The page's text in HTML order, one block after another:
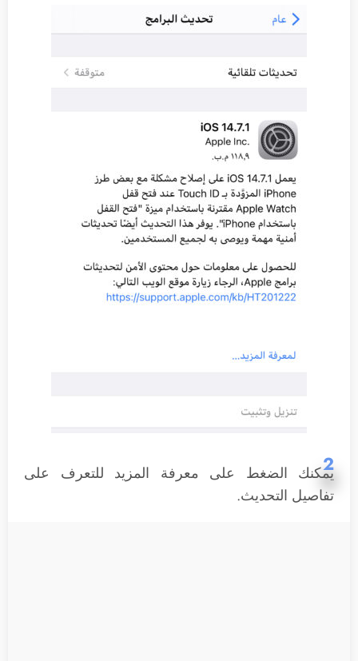
2
يمكنك الضغط على معرفة المزيد للتعرف على
تفاصيل التحديث.